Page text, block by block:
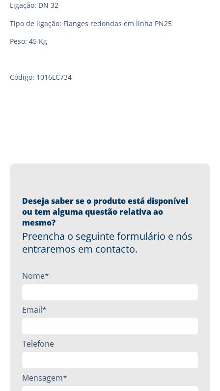
Ligação: DN 32
Tipo de ligação: Flanges redondas em linha PN25
Peso: 45 Kg
Código: 1016LC734
Deseja saber se o produto está disponível
ou tem alguma questão relativa ao
mesmo?
Preencha o seguinte formulário e nós
entraremos em contacto.
Nome*
Email*
Telefone
Mensagem*